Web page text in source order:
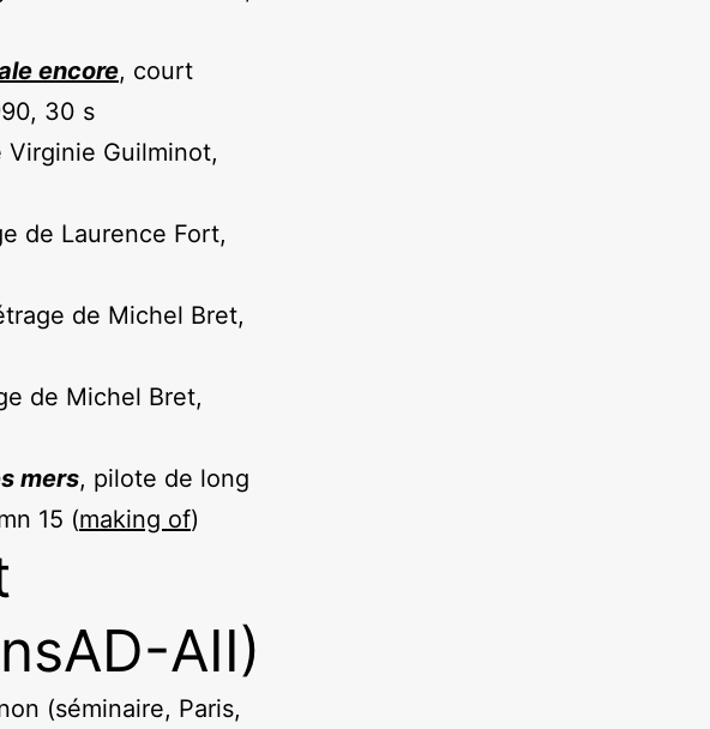
encore, court
30 s
Guilminot,
de Laurence Fort,
de Michel Bret,
de Michel Bret,
mers, pilote de long
15 (making of)
AII)
(séminaire, Paris,